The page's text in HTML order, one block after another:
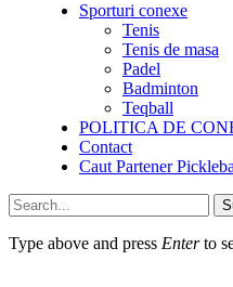
Sporturi conexe
Tenis
Tenis de masa
Padel
Badminton
Teqball
POLITICA DE
Contact
Caut Partener
Type above and press Enterto